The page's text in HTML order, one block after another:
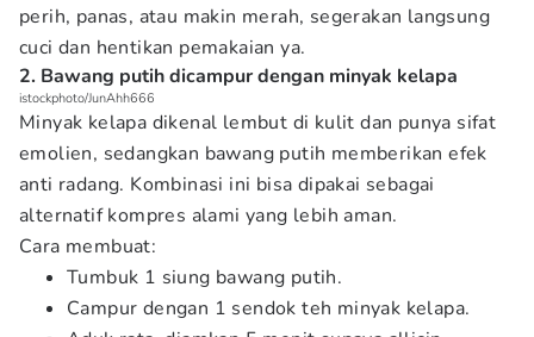
perih, panas, atau makin merah, segerakan langsung
cuci dan hentikan pemakaian ya.
2. Bawang putih dicampur dengan minyak kelapa
istockphoto/JunAhh666
Minyak kelapa dikenal lembut di kulit dan punya sifat
emolien, sedangkan bawang putih memberikan efek
anti radang. Kombinasi ini bisa dipakai sebagai
alternatif kompres alami yang lebih aman.
Cara membuat:
Tumbuk 1 siung bawang putih.
Campur dengan 1 sendok teh minyak kelapa.